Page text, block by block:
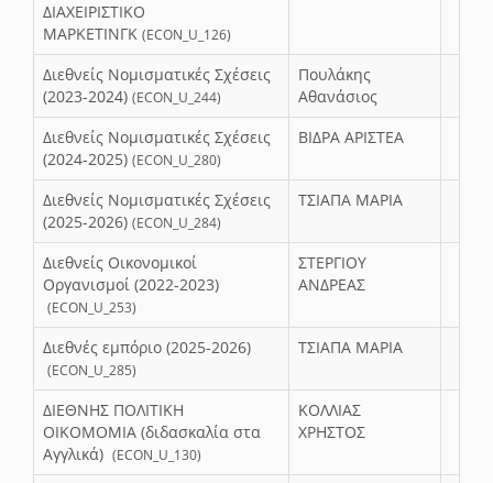
ΔΙΑΧΕΙΡΙΣΤΙΚΟ
ΜΑΡΚΕΤΙΝΓΚ (ECON_U_126)
Διεθνείς Νομισματικές Σχέσεις
(2023-2024) (ECON_U_244)
Πουλάκης
Αθανάσιος
Διεθνείς Νομισματικές Σχέσεις
(2024-2025) (ECON_U_280)
ΒΙΔΡΑ ΑΡΙΣΤΕΑ
Διεθνείς Νομισματικές Σχέσεις
(2025-2026) (ECON_U_284)
ΤΣΙΑΠΑ ΜΑΡΙΑ
Διεθνείς Οικονομικοί
Οργανισμοί (2022-2023)
(ECON_U_253)
ΣΤΕΡΓΙΟΥ
ΑΝΔΡΕΑΣ
Διεθνές εμπόριο (2025-2026)
(ECON_U_285)
ΤΣΙΑΠΑ ΜΑΡΙΑ
ΔΙΕΘΝΗΣ ΠΟΛΙΤΙΚΗ
ΟΙΚΟΜΟΜΙΑ (διδασκαλία στα
Αγγλικά) (ECON_U_130)
ΚΟΛΛΙΑΣ
ΧΡΗΣΤΟΣ